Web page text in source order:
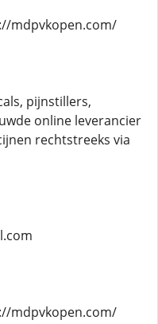
mdpvkopen.com/
pijnstillers,
online leverancier
rechtstreeks via
mdpvkopen.com/